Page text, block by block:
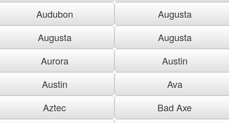
Audubon
Augusta
Augusta
Augusta
Aurora
Austin
Austin
Ava
Aztec
Bad Axe